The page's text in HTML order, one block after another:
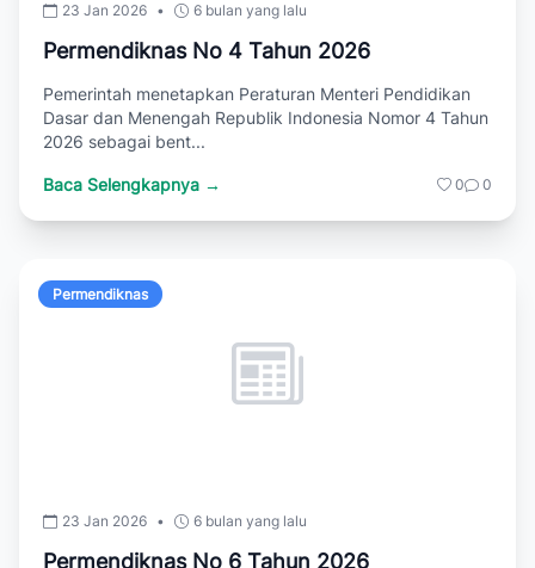
23 Jan 2026 • 6 bulan yang lalu
Permendiknas No 4 Tahun 2026
Pemerintah menetapkan Peraturan Menteri Pendidikan
Dasar dan Menengah Republik Indonesia Nomor 4 Tahun
2026 sebagai bent...
Baca Selengkapnya → 0 0
Permendiknas
23 Jan 2026 • 6 bulan yang lalu
Permendiknas No 6 Tahun 2026